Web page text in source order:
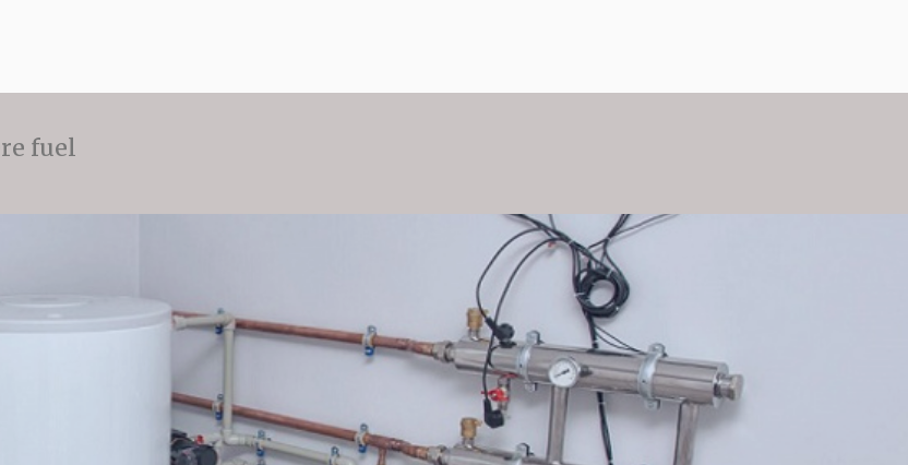
fuel